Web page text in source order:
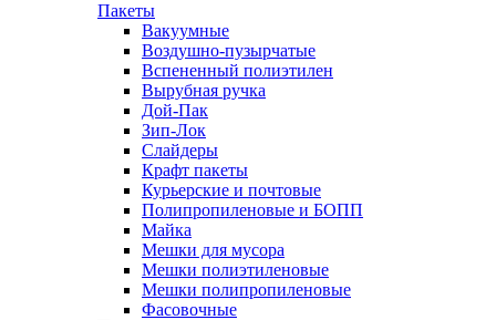
Пакеты
Вакуумные
Воздушно-пузырчатые
Вспененный полиэтилен
Вырубная ручка
Дой-Пак
Зип-Лок
Слайдеры
Крафт пакеты
Курьерские и почтовые
Полипропиленовые и БОПП
Майка
Мешки для мусора
Мешки полиэтиленовые
Мешки полипропиленовые
Фасовочные